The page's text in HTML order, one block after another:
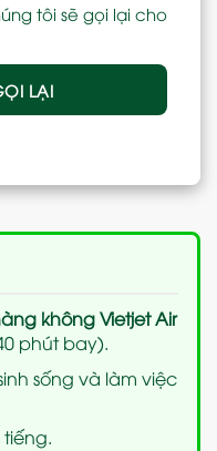
tôi sẽ gọi lại cho
LẠI
không Vietjet Air
phút bay).
sống và làm việc